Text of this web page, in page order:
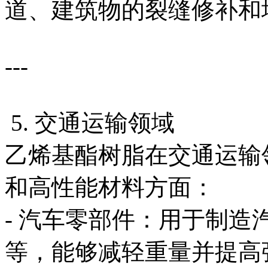
道、建筑物的裂缝修补和
---
5. 交通运输领域
乙烯基酯树脂在交通运
和高性能材料方面：
- 汽车零部件：用于制造
等，能够减轻重量并提